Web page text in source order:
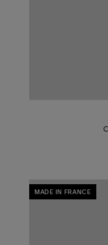
MADE IN FRANCE